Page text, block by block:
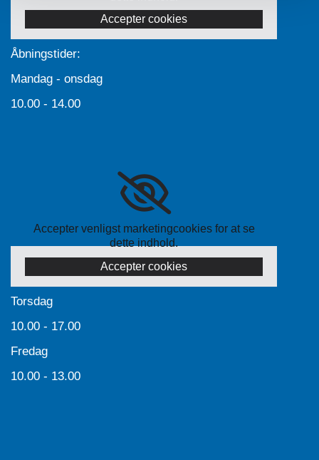
Accepter cookies
Åbningstider:
Mandag - onsdag
10.00 - 14.00
Accepter venligst marketingcookies for at se
dette indhold.
Accepter cookies
Torsdag
10.00 - 17.00
Fredag
10.00 - 13.00